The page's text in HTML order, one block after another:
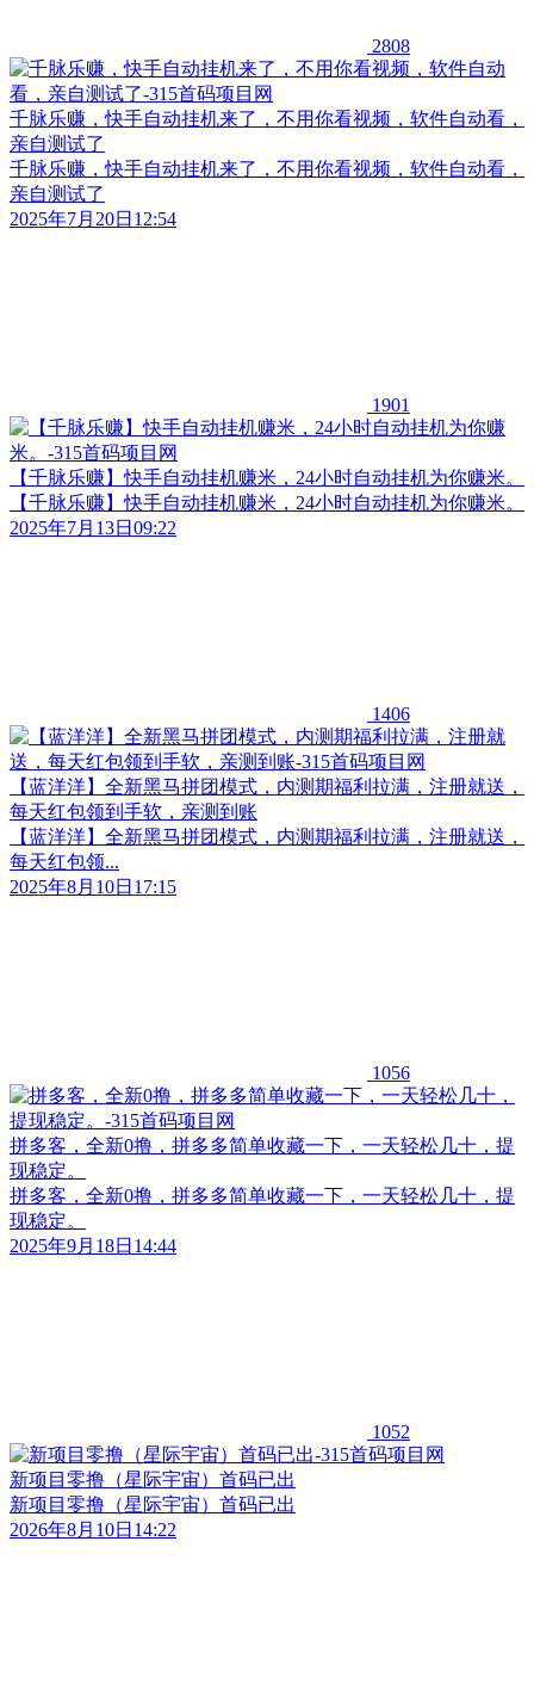
2808
千脉乐赚，快手自动挂机来了，不用你看视频，软件自动看，
亲自测试了
千脉乐赚，快手自动挂机来了，不用你看视频，软件自动看，
亲自测试了
2025年7月20日12:54
1901
【千脉乐赚】快手自动挂机赚米，24小时自动挂机为你赚米。
【千脉乐赚】快手自动挂机赚米，24小时自动挂机为你赚米。
2025年7月13日09:22
1406
【蓝洋洋】全新黑马拼团模式，内测期福利拉满，注册就送，
每天红包领到手软，亲测到账
【蓝洋洋】全新黑马拼团模式，内测期福利拉满，注册就送，
每天红包领...
2025年8月10日17:15
1056
拼多客，全新0撸，拼多多简单收藏一下，一天轻松几十，提
现稳定。
拼多客，全新0撸，拼多多简单收藏一下，一天轻松几十，提
现稳定。
2025年9月18日14:44
1052
新项目零撸（星际宇宙）首码已出
新项目零撸（星际宇宙）首码已出
2026年8月10日14:22